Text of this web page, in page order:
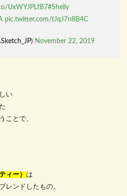
UxWYJPLfB7#Shelly
pic.twitter.com/tJqJ7n8B4C
November 22, 2019
い
ことで、
ィー） は
レンドしたもの。